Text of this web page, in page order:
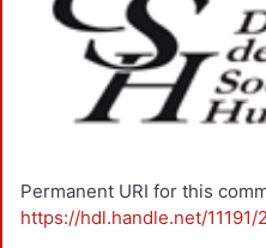
Permanent URI for this
https://hdl.handle.net/11191/2